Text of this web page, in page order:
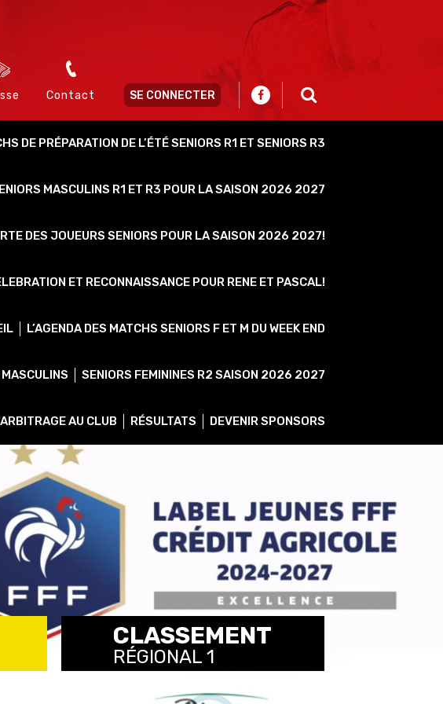
Contact SE CONNECTER
DE PRÉPARATION DE L’ÉTÉ SENIORS R1 ET SENIORS R3
MASCULINS R1 ET R3 POUR LA SAISON 2026 2027
DES JOUEURS SENIORS POUR LA SAISON 2026 2027!
ET RECONNAISSANCE POUR RENE ET PASCAL!
L’AGENDA DES MATCHS SENIORS F ET M DU WEEK END
SENIORS FEMININES R2 SAISON 2026 2027
AU CLUB RÉSULTATS DEVENIR SPONSORS
CLASSEMENT
RÉGIONAL 1